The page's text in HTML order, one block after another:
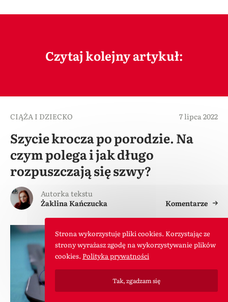
Czytaj kolejny artykuł:
CIĄŻA I DZIECKO 7 lipca 2022
Szycie krocza po porodzie. Na
czym polega i jak długo
rozpuszczają się szwy?
Autorka tekstu
Żaklina Kańczucka
Komentarze
Strona wykorzystuje pliki cookies. Korzystając ze
strony wyrażasz zgodę na wykorzystywanie plików
cookies. Polityka prywatności
Tak, zgadzam się